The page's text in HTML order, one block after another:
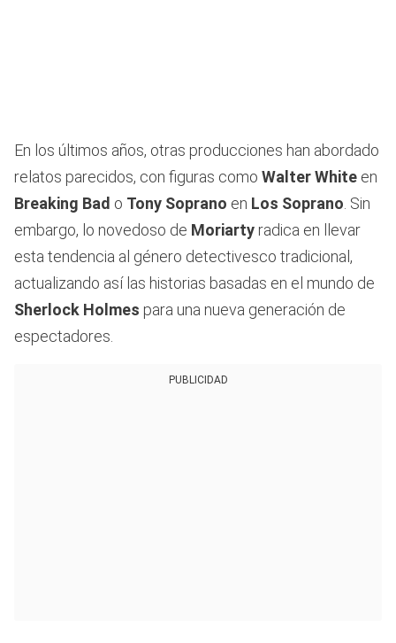
En los últimos años, otras producciones han abordado
relatos parecidos, con figuras como Walter White en
Breaking Bad o Tony Soprano en Los Soprano . Sin
embargo, lo novedoso de Moriarty radica en llevar
esta tendencia al género detectivesco tradicional,
actualizando así las historias basadas en el mundo de
Sherlock Holmes para una nueva generación de
espectadores.
PUBLICIDAD